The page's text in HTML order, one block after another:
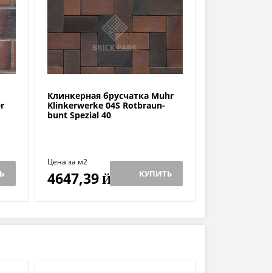
Клинкерная брусчатка Muhr
Klinkerwerke 04S Rotbraun-
bunt Spezial 40
Цена за м2
4647,39Й КУПИТЬ